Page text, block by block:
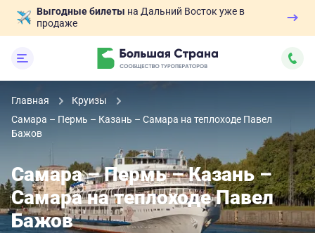
Выгодные билеты на Дальний Восток уже в
продаже
Главная
Круизы
Самара – Пермь – Казань – Самара на теплоходе Павел
Бажов
Самара – Пермь – Казань –
Самара на теплоходе Павел
Бажов